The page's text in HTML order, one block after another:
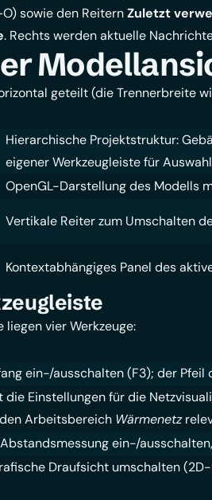
sowie den ReiternZuletzt
. Rechts werden aktuelle
geteilt (die Trennerbreite
Hierarchische Projektstruktur:
eigener Werkzeugleiste für
OpenGL-Darstellung des Modells
Vertikale Reiter zum Umschalten
Kontextabhängiges Panel des
vier Werkzeuge:
ein-/ausschalten (F3); der
die Einstellungen für die
Arbeitsbereich Wärmenetz
ein-/
Draufsicht umschalten